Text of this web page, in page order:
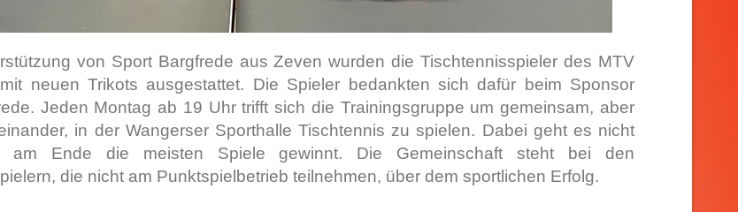
von Sport Bargfrede aus Zeven wurden die Tischtennisspieler des MTV
neuen Trikots ausgestattet. Die Spieler bedankten sich dafür beim Sponsor
Jeden Montag ab 19 Uhr trifft sich die Trainingsgruppe um gemeinsam, aber
in der Wangerser Sporthalle Tischtennis zu spielen. Dabei geht es nicht
am Ende die meisten Spiele gewinnt. Die Gemeinschaft steht bei den
die nicht am Punktspielbetrieb teilnehmen, über dem sportlichen Erfolg.